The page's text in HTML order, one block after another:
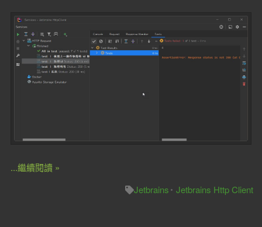
...繼續閱讀 »
Jetbrains
Jetbrains Http Client